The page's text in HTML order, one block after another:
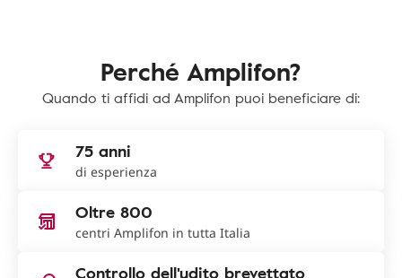
Perché Amplifon?
Quando ti affidi ad Amplifon puoi beneficiare di:
75 anni
di esperienza
Oltre 800
centri Amplifon in tutta Italia
Controllo dell'udito brevettato